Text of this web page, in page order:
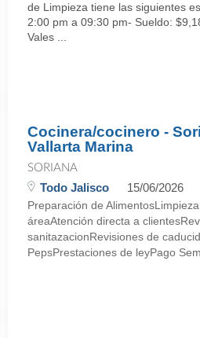
de Limpieza tiene las siguientes
2:00 pm a 09:30 pm- Sueldo:
Vales ...
Cocinera/cocinero -
Vallarta Marina
SORIANA
Todo Jalisco 15/06/2026
Preparación de
áreaAtención directa a
sanitazacionRevisiones de
PepsPrestaciones de leyPago